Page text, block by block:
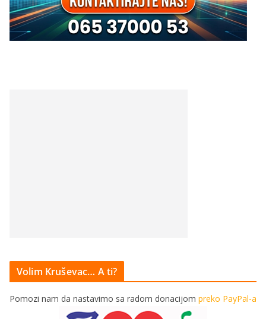
Volim Kruševac… A ti?
Pomozi nam da nastavimo sa radom donacijom preko PayPal-a